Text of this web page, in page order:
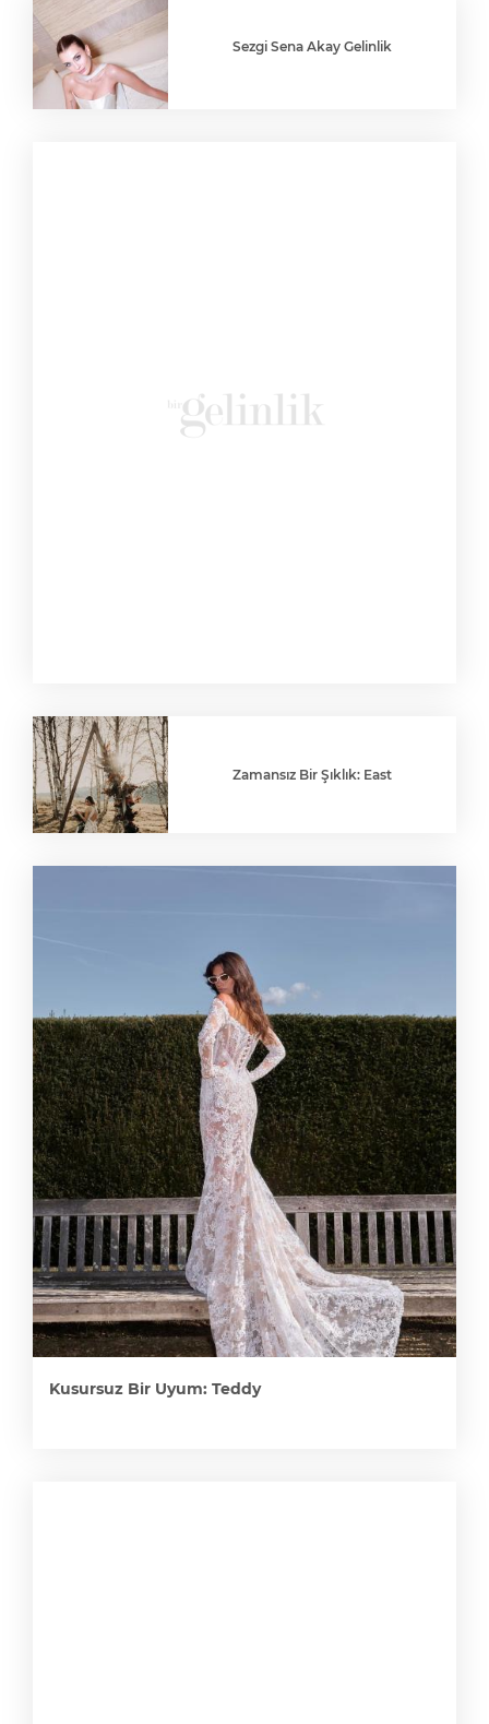
Sezgi Sena Akay Gelinlik
Zamansız Bir Şıklık: East
Kusursuz Bir Uyum: Teddy